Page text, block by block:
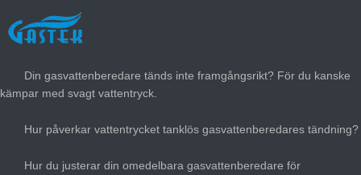
SENASTE NYTT
Din gasvattenberedare tänds inte framgångsrikt? För du kanske
kämpar med svagt vattentryck.
Hur påverkar vattentrycket tanklös gasvattenberedares tändning?
Hur du justerar din omedelbara gasvattenberedare för